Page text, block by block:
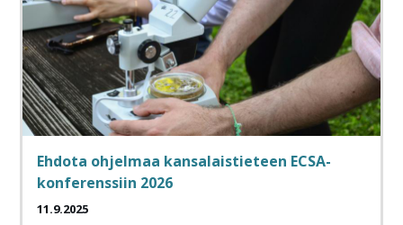
Ehdota ohjelmaa kansalaistieteen ECSA-
konferenssiin 2026
11.9.2025